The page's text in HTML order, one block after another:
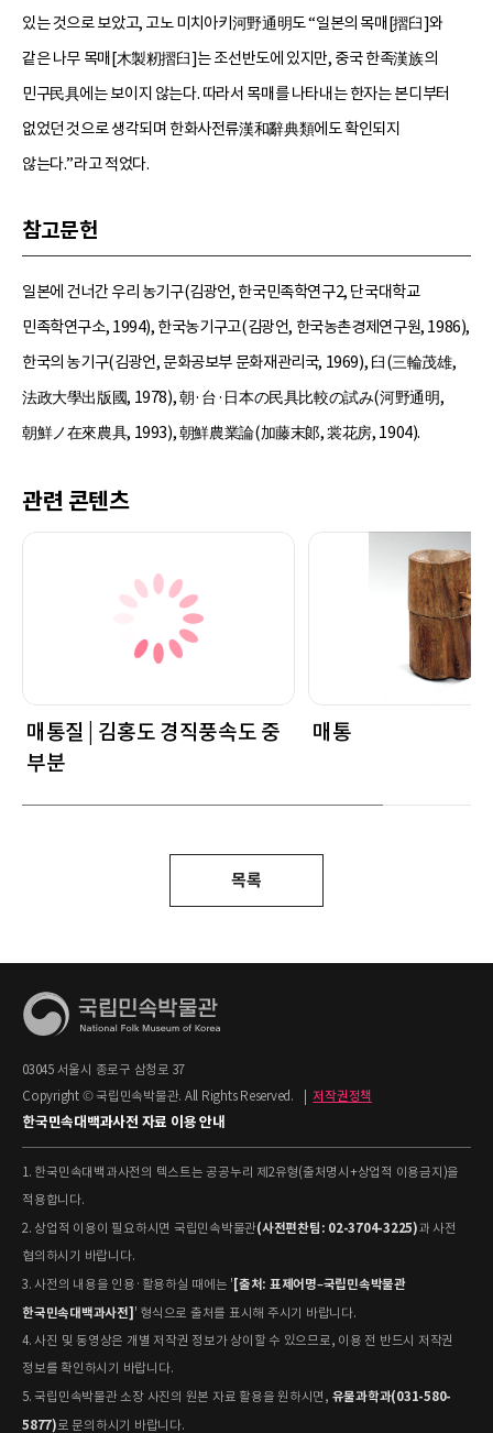
있는 것으로 보았고, 고노 미치아키河野通明도 “일본의 목매[摺臼]와
같은 나무 목매[木製籾摺臼]는 조선반도에 있지만, 중국 한족漢族의
민구民具에는 보이지 않는다. 따라서 목매를 나타내는 한자는 본디부터
없었던 것으로 생각되며 한화사전류漢和辭典類에도 확인되지
않는다.”라고 적었다.
참고문헌
일본에 건너간 우리 농기구(김광언, 한국민족학연구2, 단국대학교
민족학연구소, 1994), 한국농기구고(김광언, 한국농촌경제연구원, 1986),
한국의 농기구(김광언, 문화공보부 문화재관리국, 1969), 臼(三輪茂雄,
法政大學出版國, 1978), 朝·台·日本の民具比較の試み(河野通明,
朝鮮ノ在來農具, 1993), 朝鮮農業論(加藤末郞, 裳花房, 1904).
관련 콘텐츠
매통질 | 김홍도 경직풍속도 중
부분
매통
목록
03045 서울시 종로구 삼청로 37
Copyright © 국립민속박물관. All Rights Reserved.
저작권정책
한국민속대백과사전 자료 이용 안내
1. 한국민속대백과사전의 텍스트는 공공누리 제2유형(출처명시+상업적 이용금지)을
적용합니다.
2. 상업적 이용이 필요하시면 국립민속박물관(사전편찬팀: 02-3704-3225)과 사전
협의하시기 바랍니다.
3. 사전의 내용을 인용·활용하실 때에는 ' [출처: 표제어명–국립민속박물관
한국민속대백과사전] ' 형식으로 출처를 표시해 주시기 바랍니다.
4. 사진 및 동영상은 개별 저작권 정보가 상이할 수 있으므로, 이용 전 반드시 저작권
정보를 확인하시기 바랍니다.
5. 국립민속박물관 소장 사진의 원본 자료 활용을 원하시면, 유물과학과(031-580-
5877)로 문의하시기 바랍니다.